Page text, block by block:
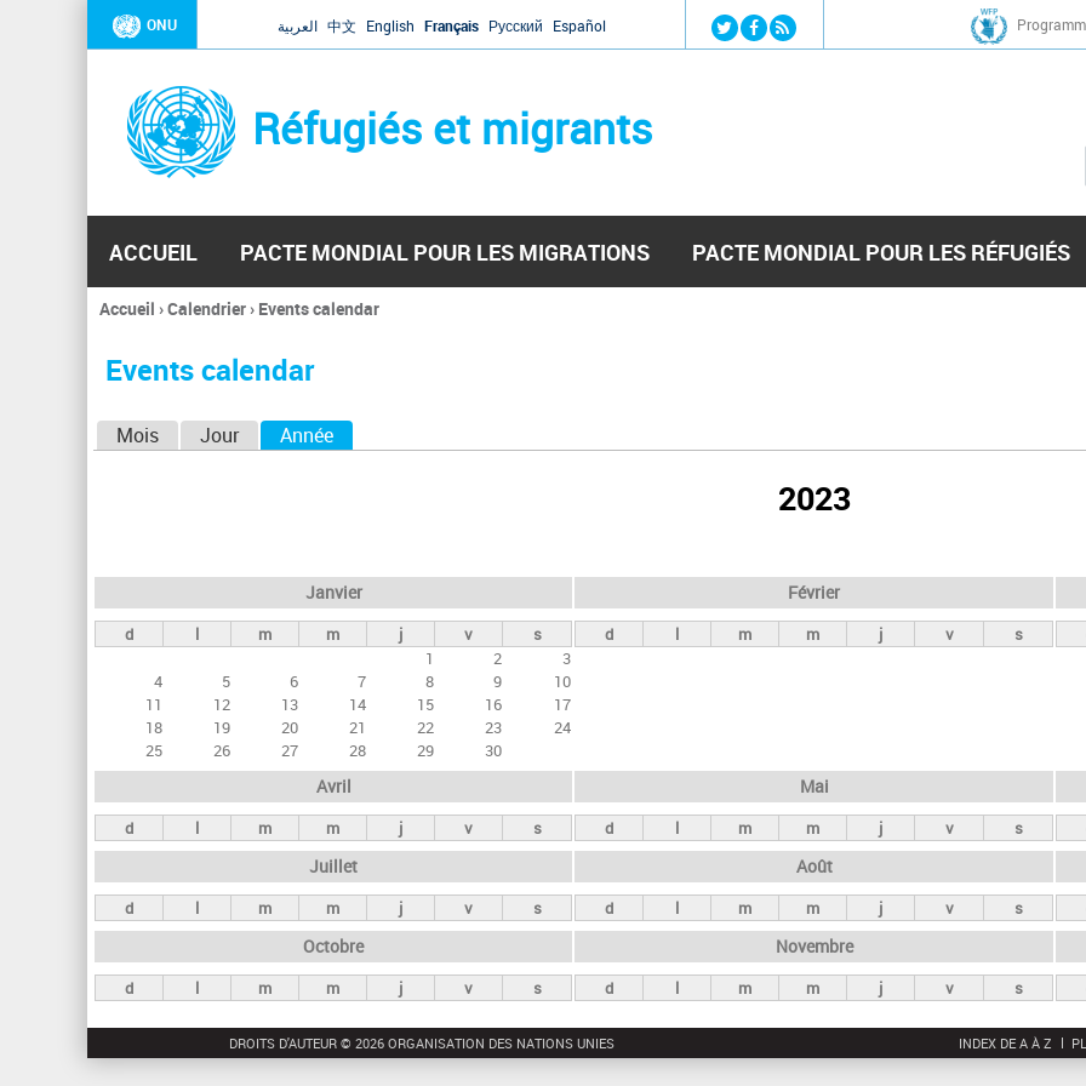
Jump to navigation
ONU العربية 中文 English Français Русский Español
Réfugiés et migrants
ACCUEIL PACTE MONDIAL POUR LES MIGRATIONS PACTE MONDIAL POUR LES RÉFUGIÉS
Vous
ici
Accueil ›Calendrier› Events calendar
Events calendar
e
t
s
n
c
i
p
a
x
Mois Jour Année
2023
Janvier
d l m m j v
s
1
2
3
4
5 6 7 8 9
10
11
12 13 14 15 16
17
18
19 20 21 22 23
24
25
26 27 28 29 30
Février
d l m m j v s
Avril
d l m m j v s
Mai
d l m m j v s
Juillet
d l m m j v s
Août
d l m m j v s
Octobre
d l m m j v s
Novembre
d l m m j v s
DROITS D'AUTEUR © 2026 ORGANISATION DES NATIONS UNIES INDEX DE A À Z